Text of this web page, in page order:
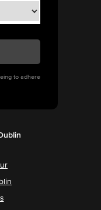
to adhere